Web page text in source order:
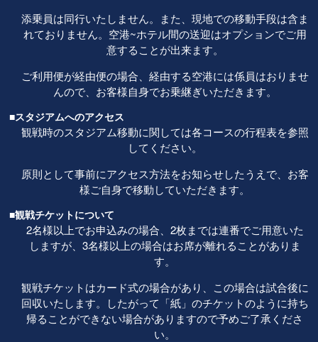
添乗員は同行いたしません。また、現地での移動手段は含ま
れておりません。空港~ホテル間の送迎はオプションでご用
意することが出来ます。
ご利用便が経由便の場合、経由する空港には係員はおりませ
んので、お客様自身でお乗継ぎいただきます。
■スタジアムへのアクセス
観戦時のスタジアム移動に関しては各コースの行程表を参照
してください。
原則として事前にアクセス方法をお知らせしたうえで、お客
様ご自身で移動していただきます。
■観戦チケットについて
2名様以上でお申込みの場合、2枚までは連番でご用意いた
しますが、3名様以上の場合はお席が離れることがありま
す。
観戦チケットはカード式の場合があり、この場合は試合後に
回収いたします。したがって「紙」のチケットのように持ち
帰ることができない場合がありますので予めご了承くださ
い。